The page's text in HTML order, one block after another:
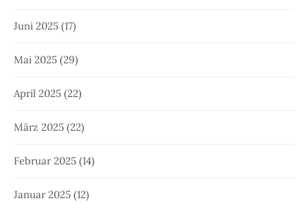
Juni 2025 (17)
Mai 2025 (29)
April 2025 (22)
März 2025 (22)
Februar 2025 (14)
Januar 2025 (12)